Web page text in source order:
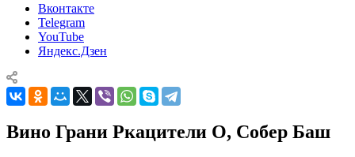
Вконтакте
Telegram
YouTube
Яндекс.Дзен
Вино Грани Ркацители О, Собер Баш